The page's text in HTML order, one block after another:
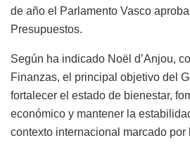
de año el Parlamento Vasco
Presupuestos.
Según ha indicado Noël d’Anjou,
Finanzas, el principal objetivo del
fortalecer el estado de bienestar,
económico y mantener la
contexto internacional marcado por